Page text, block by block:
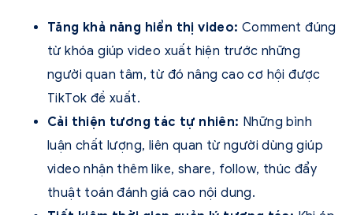
Tăng khả năng hiển thị video: Comment đúng
từ khóa giúp video xuất hiện trước những
người quan tâm, từ đó nâng cao cơ hội được
TikTok đề xuất.
Cải thiện tương tác tự nhiên: Những bình
luận chất lượng, liên quan từ người dùng giúp
video nhận thêm like, share, follow, thúc đẩy
thuật toán đánh giá cao nội dung.